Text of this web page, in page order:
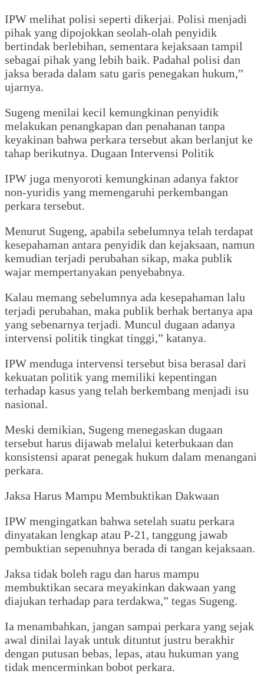
‎IPW melihat polisi seperti dikerjai. Polisi menjadi
pihak yang dipojokkan seolah-olah penyidik
bertindak berlebihan, sementara kejaksaan tampil
sebagai pihak yang lebih baik. Padahal polisi dan
jaksa berada dalam satu garis penegakan hukum,”
ujarnya.
‎Sugeng menilai kecil kemungkinan penyidik
melakukan penangkapan dan penahanan tanpa
keyakinan bahwa perkara tersebut akan berlanjut ke
tahap berikutnya. ‎Dugaan Intervensi Politik
‎IPW juga menyoroti kemungkinan adanya faktor
non-yuridis yang memengaruhi perkembangan
perkara tersebut.
‎Menurut Sugeng, apabila sebelumnya telah terdapat
kesepahaman antara penyidik dan kejaksaan, namun
kemudian terjadi perubahan sikap, maka publik
wajar mempertanyakan penyebabnya.
‎Kalau memang sebelumnya ada kesepahaman lalu
terjadi perubahan, maka publik berhak bertanya apa
yang sebenarnya terjadi. Muncul dugaan adanya
intervensi politik tingkat tinggi,” katanya.
‎IPW menduga intervensi tersebut bisa berasal dari
kekuatan politik yang memiliki kepentingan
terhadap kasus yang telah berkembang menjadi isu
nasional.
‎Meski demikian, Sugeng menegaskan dugaan
tersebut harus dijawab melalui keterbukaan dan
konsistensi aparat penegak hukum dalam menangani
perkara.
‎Jaksa Harus Mampu Membuktikan Dakwaan
‎IPW mengingatkan bahwa setelah suatu perkara
dinyatakan lengkap atau P-21, tanggung jawab
pembuktian sepenuhnya berada di tangan kejaksaan.
‎Jaksa tidak boleh ragu dan harus mampu
membuktikan secara meyakinkan dakwaan yang
diajukan terhadap para terdakwa,” tegas Sugeng.
‎Ia menambahkan, jangan sampai perkara yang sejak
awal dinilai layak untuk dituntut justru berakhir
dengan putusan bebas, lepas, atau hukuman yang
tidak mencerminkan bobot perkara.